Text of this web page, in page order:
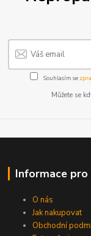
Souhlasím se
Můžete se
Informace pro
O nás
Jak nakupovat
Obchodní